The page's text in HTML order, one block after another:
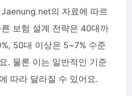
의 자료에 따르
보험 설계 전략은 40대까
50대 이상은 5~7% 수준
. 물론 이는 일반적인 기준
따라 달라질 수 있어요.